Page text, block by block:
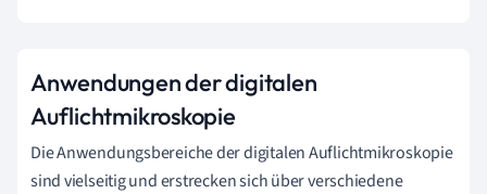
Anwendungen der digitalen
Auflichtmikroskopie
Die Anwendungsbereiche der digitalen Auflichtmikroskopie
sind vielseitig und erstrecken sich über verschiedene